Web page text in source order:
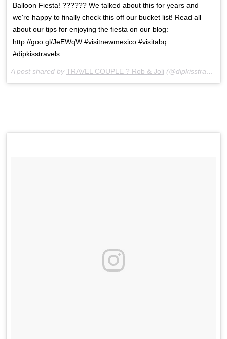
Balloon Fiesta! ?????? We talked about this for years and
we're happy to finally check this off our bucket list! Read all
about our tips for enjoying the fiesta on our blog:
http://goo.gl/JeEWqW #visitnewmexico #visitabq
#dipkisstravels
A post shared by TRAVEL COUPLE ? Rob & Joli (@dipkisstravels) on